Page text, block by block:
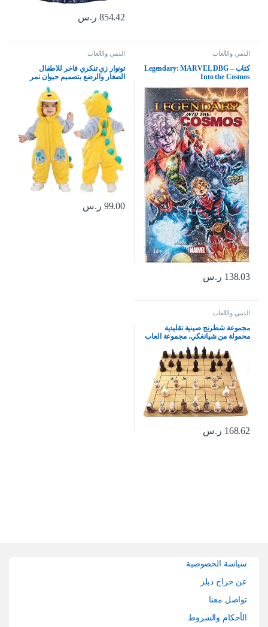
854.42 ر.س
الدمي والألعاب
كتاب Legendary: MARVEL DBG –
Into the Cosmos
138.03 ر.س
الدمي والألعاب
تونوار زي تنكري فاخر للاطفال
الصغار والرضع بتصميم حيوان نمر
سنوات)، فلانيل
99.00 ر.س
الدمي والألعاب
مجموعة شطرنج صينية تقليدية
محمولة من شيانغكي، مجموعة العاب
لوحية للسفر مع قطع شطرنج من
الراتنج ولوح شطرنج جلدي
168.62 ر.س
سياسة الخصوصية
عن حراج ديلز
تواصل معنا
الأحكام والشروط